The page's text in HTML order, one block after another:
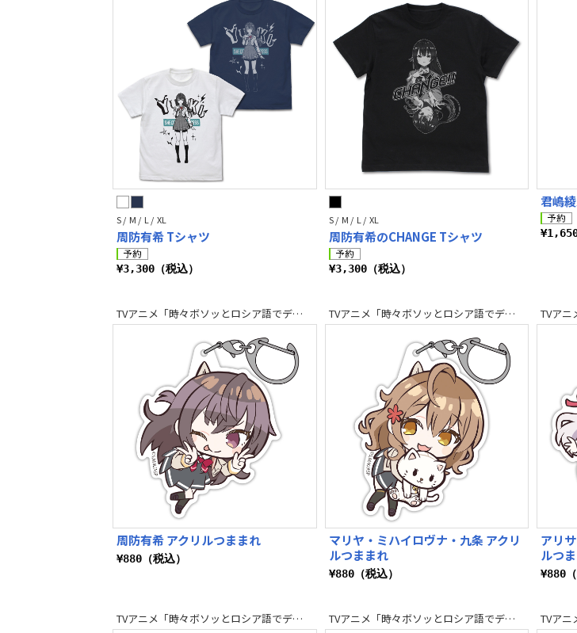
S / M / L / XL
周防有希 Tシャツ
¥3,300（税込）
S / M / L / XL
周防有希のCHANGE Tシャツ
¥3,300（税込）
君嶋
¥1,650
TVアニメ「時々ボソッとロシア語でデレる隣のアーリャさん」
周防有希 アクリルつままれ
¥880（税込）
TVアニメ「時々ボソッとロシア語でデレる隣のアーリャさん」
マリヤ・ミハイロヴナ・九条 アクリ
ルつままれ
¥880（税込）
アリ
ルつ
¥880（
TVアニメ「時々ボソッとロシア語でデレる隣のアーリャさん」 TVアニメ「時々ボソッとロシア語でデレる隣のアーリャさん」